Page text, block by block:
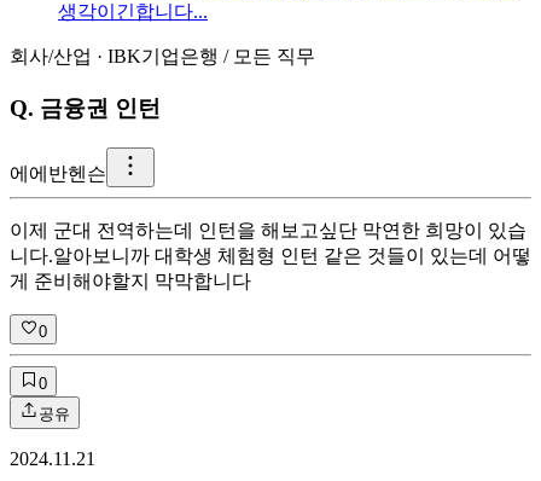
생각이긴합니다...
회사/산업 · IBK기업은행 / 모든 직무
Q. 금융권 인턴
에 에반헨슨
이제 군대 전역하는데 인턴을 해보고싶단 막연한 희망이 있습
니다. ​ 알아보니까 대학생 체험형 인턴 같은 것들이 있는데 어떻
게 준비해야할지 막막합니다
0
0
공유
2024.11.21